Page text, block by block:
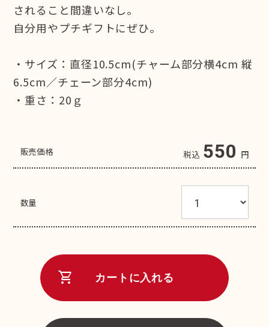
されること間違いなし。
自分用やプチギフトにぜひ。
・サイズ：直径10.5cm(チャーム部分横4cm 縦
6.5cm／チェーン部分4cm)
・重さ：20ｇ
販売価格 税込 550 円
数量
shopping_cart カートに入れる